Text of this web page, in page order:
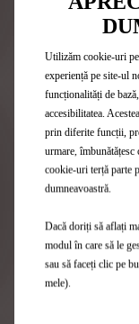
la expertiza unică
marchetărie din
materiale.
Utilizăm cookie-uri
experiență pe site-ul
funcționalități de
accesibilitatea.
prin diferite funcții,
urmare,
cookie-uri terță parte
dumneavoastră.
Dacă doriți să aflați
modul în care să le
sau să faceți clic pe
mele).